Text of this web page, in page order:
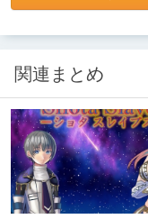
関連まとめ